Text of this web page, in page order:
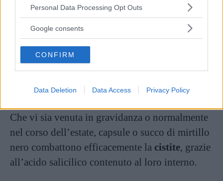
Please note that this website/app uses one or more Google
not limited to your visit or usage behaviour. You may click to
use your data for below specified purposes in below Google
consent section.
Personal Data Processing Opt Outs
Google consents
CONFIRM
Data Deletion Data Access Privacy Policy
Che vi sia venuta in gravidanza o normalmente
nel corso dell’estate, capsule o succo di mirtillo
nero combattono efficacemente la cistite, grazie
all’acido salicilico contenuto al loro interno.